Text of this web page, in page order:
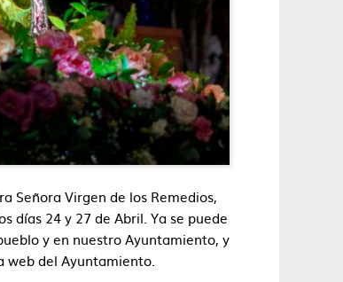
Señora Virgen de los Remedios,
días 24 y 27 de Abril. Ya se puede
y en nuestro Ayuntamiento, y
del Ayuntamiento.